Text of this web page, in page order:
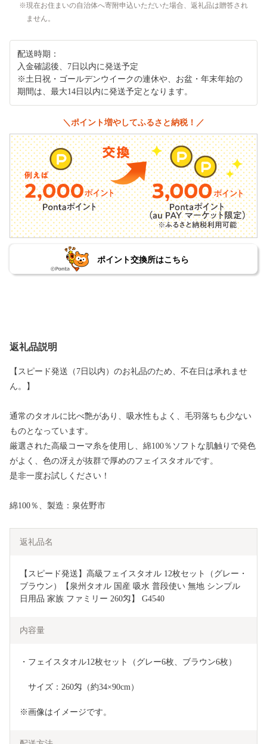
現在お住まいの自治体へ寄附申込いただいた場合、返礼品は贈答され
ません。
配送時期：
入金確認後、7日以内に発送予定
※土日祝・ゴールデンウイークの連休や、お盆・年末年始の
期間は、最大14日以内に発送予定となります。
＼ポイント増やしてふるさと納税！／
ポイント交換所はこちら
返礼品説明
【スピード発送（7日以内）のお礼品のため、不在日は承れませ
ん。】
通常のタオルに比べ艶があり、吸水性もよく、毛羽落ちも少ない
ものとなっています。
厳選された高級コーマ糸を使用し、綿100％ソフトな肌触りで発色
がよく、色の冴えが抜群で厚めのフェイスタオルです。
是非一度お試しください！
綿100％、製造：泉佐野市
返礼品名
【スピード発送】高級フェイスタオル 12枚セット（グレー・
ブラウン）【泉州タオル 国産 吸水 普段使い 無地 シンプル
日用品 家族 ファミリー 260匁】 G4540
内容量
・フェイスタオル12枚セット（グレー6枚、ブラウン6枚）
サイズ：260匁（約34×90cm）
※画像はイメージです。